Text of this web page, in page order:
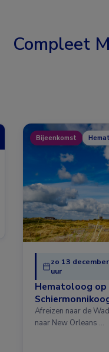
Compleet
Bijeenkomst
zo 13
uur
Hematoloog op
Afreizen naar de
naar New Orleans …